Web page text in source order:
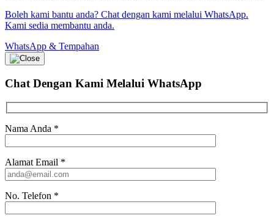
Boleh kami bantu anda? Chat dengan kami melalui WhatsApp.
Kami sedia membantu anda.
WhatsApp & Tempahan
Chat Dengan Kami Melalui WhatsApp
Nama Anda *
Alamat Email *
No. Telefon *